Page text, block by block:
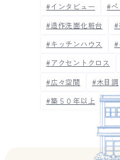
#インタビュー #ペ
#造作洗面化粧台
#
#キッチンハウス
#
#アクセントクロス
#広々空間
#木目調
#築５０年以上